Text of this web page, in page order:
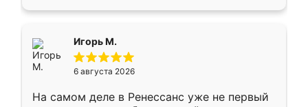
Игорь М.
6 августа 2026
На самом деле в Ренессанс уже не первый